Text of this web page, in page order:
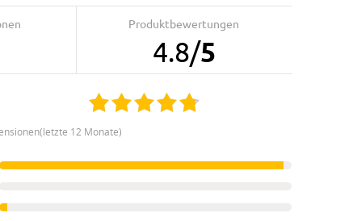
Produktbewertungen
4.8/5
12 Monate)